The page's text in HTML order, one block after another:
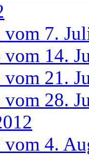
vom 7.
vom 14.
vom 21.
vom 28.
vom 4.